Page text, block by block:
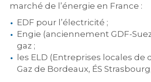
marché de l’énergie en France :
EDF pour l’électricité ;
Engie (anciennement GDF-
gaz ;
les ELD (Entreprises locales de
Gaz de Bordeaux, ÉS